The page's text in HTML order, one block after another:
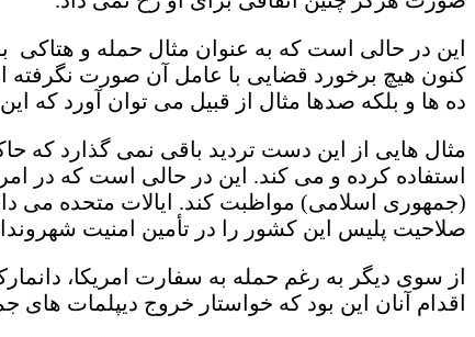
این در حالی است که به عنوان مثال حمله و
کنون هیچ برخورد قضایی با عامل آن صورت
ده ها و بلکه صدها مثال از قبیل می توان آورد که
مثال هایی از این دست تردید باقی نمی گذارد
استفاده کرده و می کند. این در حالی است که در
(جمهوری اسلامی) مواظبت کند. ایالات متحده
صلاحیت پلیس این کشور را در تأمین امنیت
از سوی دیگر به رغم حمله به سفارت امریکا،
اقدام آنان این بود که خواستار خروج دیپلمات